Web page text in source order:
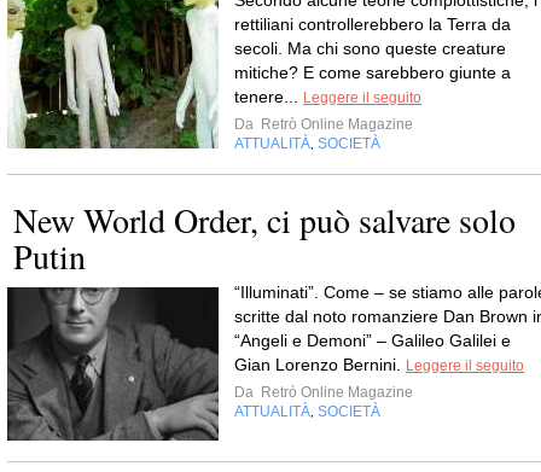
rettiliani controllerebbero la Terra da
secoli. Ma chi sono queste creature
mitiche? E come sarebbero giunte a
tenere...
Leggere il seguito
Da Retrò Online Magazine
ATTUALITÀ SOCIETÀ
New World Order, ci può salvare solo
Putin
“Illuminati”. Come – se stiamo alle
scritte dal noto romanziere Dan Brown
“Angeli e Demoni” – Galileo Galilei e
Gian Lorenzo Bernini.
Leggere il seguito
Da Retrò Online Magazine
ATTUALITÀ SOCIETÀ